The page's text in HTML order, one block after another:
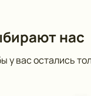
выступает
человека,
нас
у вас остались